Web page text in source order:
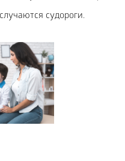
судороги.